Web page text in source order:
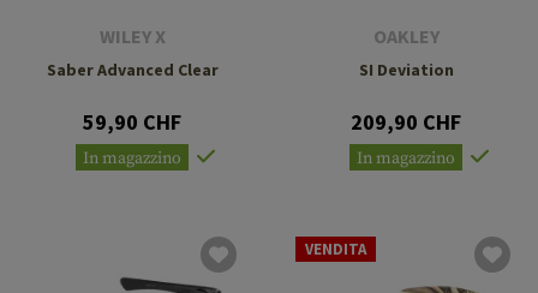
WILEY X
Saber Advanced Clear
59,90 CHF
In magazzino
OAKLEY
SI Deviation
209,90 CHF
In magazzino
VENDITA